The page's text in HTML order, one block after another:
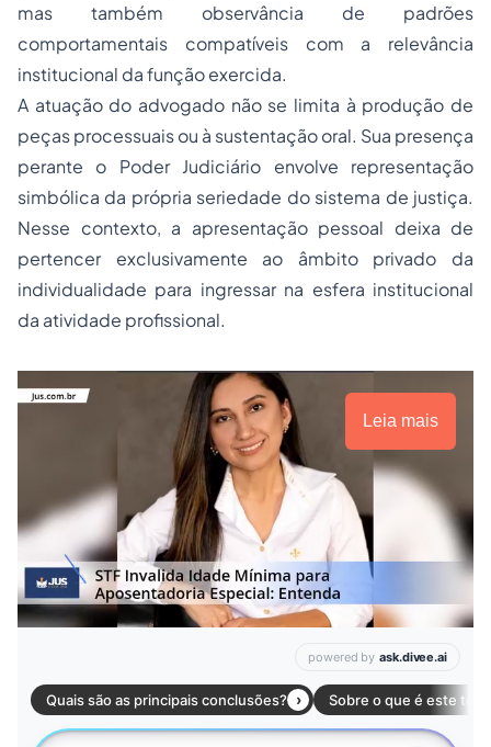
mas também observância de padrões
comportamentais compatíveis com a relevância
institucional da função exercida.
A atuação do advogado não se limita à produção de
peças processuais ou à sustentação oral. Sua presença
perante o Poder Judiciário envolve representação
simbólica da própria seriedade do sistema de justiça.
Nesse contexto, a apresentação pessoal deixa de
pertencer exclusivamente ao âmbito privado da
individualidade para ingressar na esfera institucional
da atividade profissional.
Leia mais